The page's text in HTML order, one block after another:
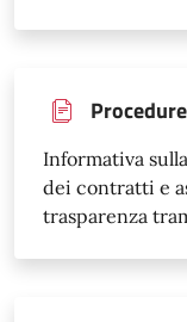
Informativa
dei contratti e
trasparenza